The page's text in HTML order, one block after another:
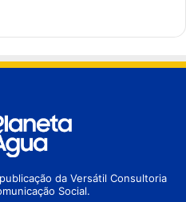
da Versátil Consultoria
Social.